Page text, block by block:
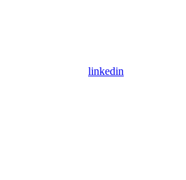
linkedin